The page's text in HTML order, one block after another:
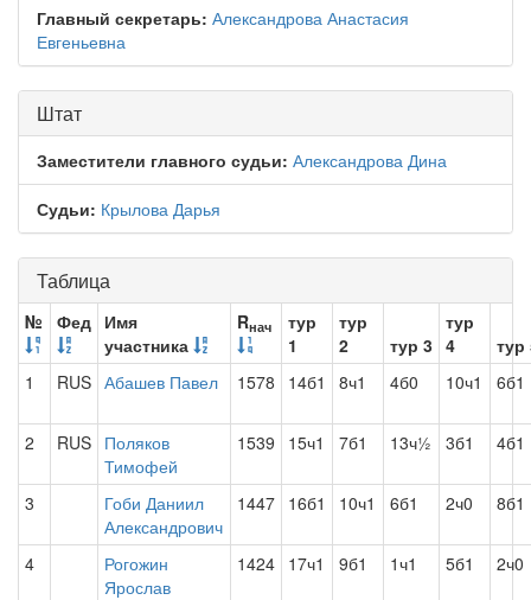
Главный секретарь: Александрова Анастасия
Евгеньевна
Штат
Заместители главного судьи: Александрова Дина
Судьи: Крылова Дарья
Таблица
№ Фед Имя
участника
Rнач
тур
1
тур
2
тур 3
тур
4
тур
1
RUS Абашев Павел 1578 14б1 8ч1 4б0 10ч1 6б1
2 RUS Поляков
Тимофей
1539 15ч1 7б1 13ч½ 3б1 4б1
3
Гоби Даниил
Александрович
1447 16б1 10ч1 6б1 2ч0 8б1
4
Рогожин
Ярослав
1424 17ч1 9б1 1ч1 5б1 2ч0